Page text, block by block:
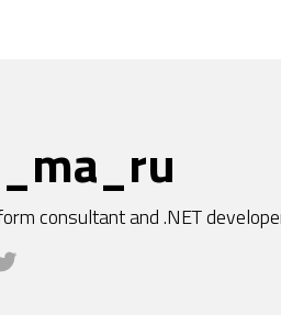
consultant and .NET